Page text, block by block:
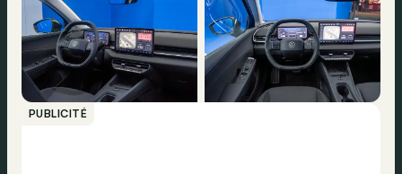
PUBLICITÉ